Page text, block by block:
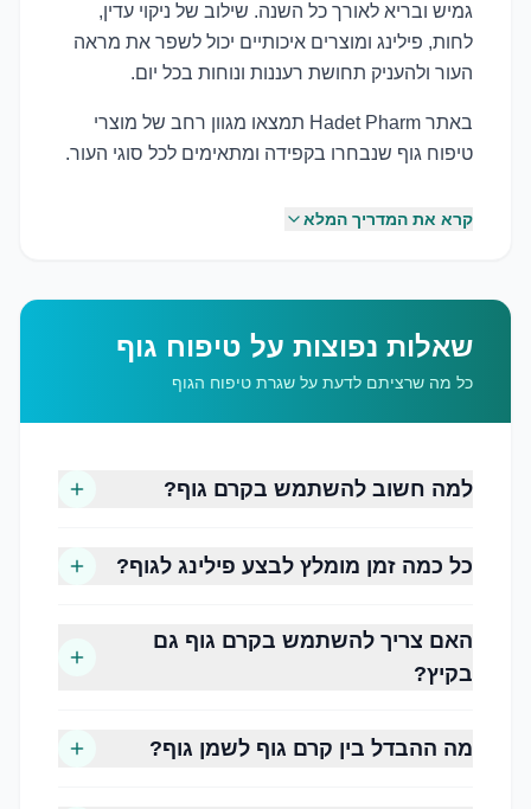
גמיש ובריא לאורך כל השנה. שילוב של ניקוי עדין,
לחות, פילינג ומוצרים איכותיים יכול לשפר את מראה
העור ולהעניק תחושת רעננות ונוחות בכל יום.
באתר Hadet Pharm תמצאו מגוון רחב של מוצרי
טיפוח גוף שנבחרו בקפידה ומתאימים לכל סוגי העור.
שיפור מרקם העור
שמירה על גמישות העור
סיוע בהגנה על מחסום העור הטבעי
שיפור המראה הכללי של העור
קרא את המדריך המלא
שאלות נפוצות על טיפוח גוף
כל מה שרציתם לדעת על שגרת טיפוח הגוף
למה חשוב להשתמש בקרם גוף?
כל כמה זמן מומלץ לבצע פילינג לגוף?
האם צריך להשתמש בקרם גוף גם
בקיץ?
מה ההבדל בין קרם גוף לשמן גוף?